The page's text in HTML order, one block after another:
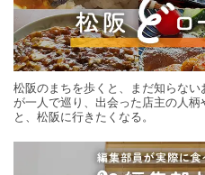
松阪のまちを歩くと、まだ知らな
が一人で巡り、出会った店主の人
と、松阪に行きたくなる。